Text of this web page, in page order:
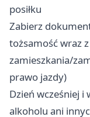
posiłku
Zabierz
tożsamość wraz
zamieszkania/
prawo jazdy)
Dzień wcześniej i
alkoholu ani